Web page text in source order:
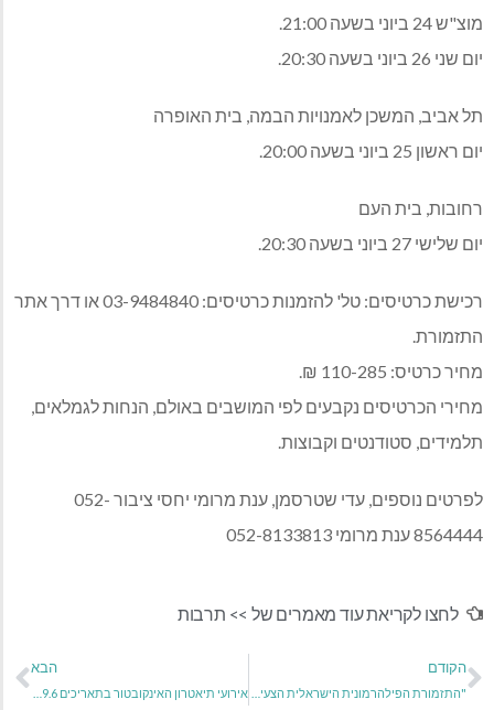
מוצ"ש 24 ביוני בשעה 21:00.
יום שני 26 ביוני בשעה 20:30.
תל אביב, המשכן לאמנויות הבמה, בית האופרה
יום ראשון 25 ביוני בשעה 20:00.
רחובות, בית העם
יום שלישי 27 ביוני בשעה 20:30.
רכישת כרטיסים: טל' להזמנות כרטיסים: 03-9484840 או דרך אתר
התזמורת.
מחיר כרטיס: 110-285 ₪.
מחירי הכרטיסים נקבעים לפי המושבים באולם, הנחות לגמלאים,
תלמידים, סטודנטים וקבוצות.
לפרטים נוספים, עדי שטרסמן, ענת מרומי יחסי ציבור 052-
8564444 ענת מרומי 052-8133813
לחצו לקריאת עוד מאמרים של >> תרבות
הקודם הבא